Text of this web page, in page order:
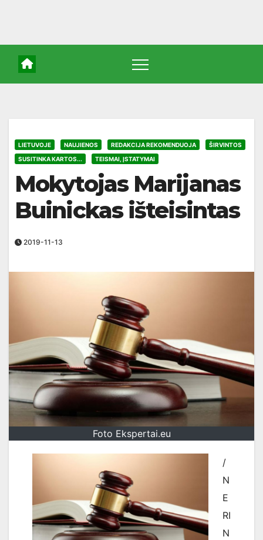
LIETUVOJE NAUJIENOS REDAKCIJA REKOMENDUOJA
ŠIRVINTOS
SUSITINKA KARTOS...
TEISMAI, ĮSTATYMAI
Mokytojas Marijanas
Buinickas išteisintas
2019-11-13
Foto Ekspertai.eu
/
N
E
RI
N